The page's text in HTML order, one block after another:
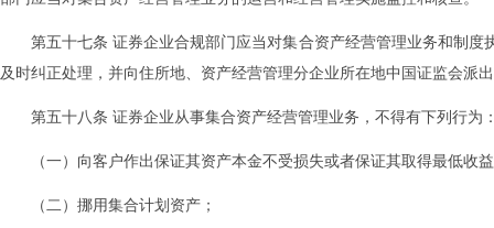
第五十七条 证券企业合规部门应当对集合资产经营管理业务和制
及时纠正处理，并向住所地、资产经营管理分企业所在地中国证监会派
第五十八条 证券企业从事集合资产经营管理业务，不得有下列行为
（一）向客户作出保证其资产本金不受损失或者保证其取得最低收
（二）挪用集合计划资产；